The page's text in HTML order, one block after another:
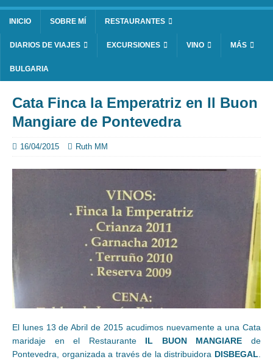
INICIO SOBRE MÍ RESTAURANTES
DIARIOS DE VIAJES EXCURSIONES VINO MÁS
BULGARIA
Cata Finca la Emperatriz en Il Buon
Mangiare de Pontevedra
16/04/2015 Ruth MM
El lunes 13 de Abril de 2015 acudimos nuevamente a una Cata
maridaje en el Restaurante IL BUON MANGIARE de
Pontevedra, organizada a través de la distribuidora DISBEGAL.